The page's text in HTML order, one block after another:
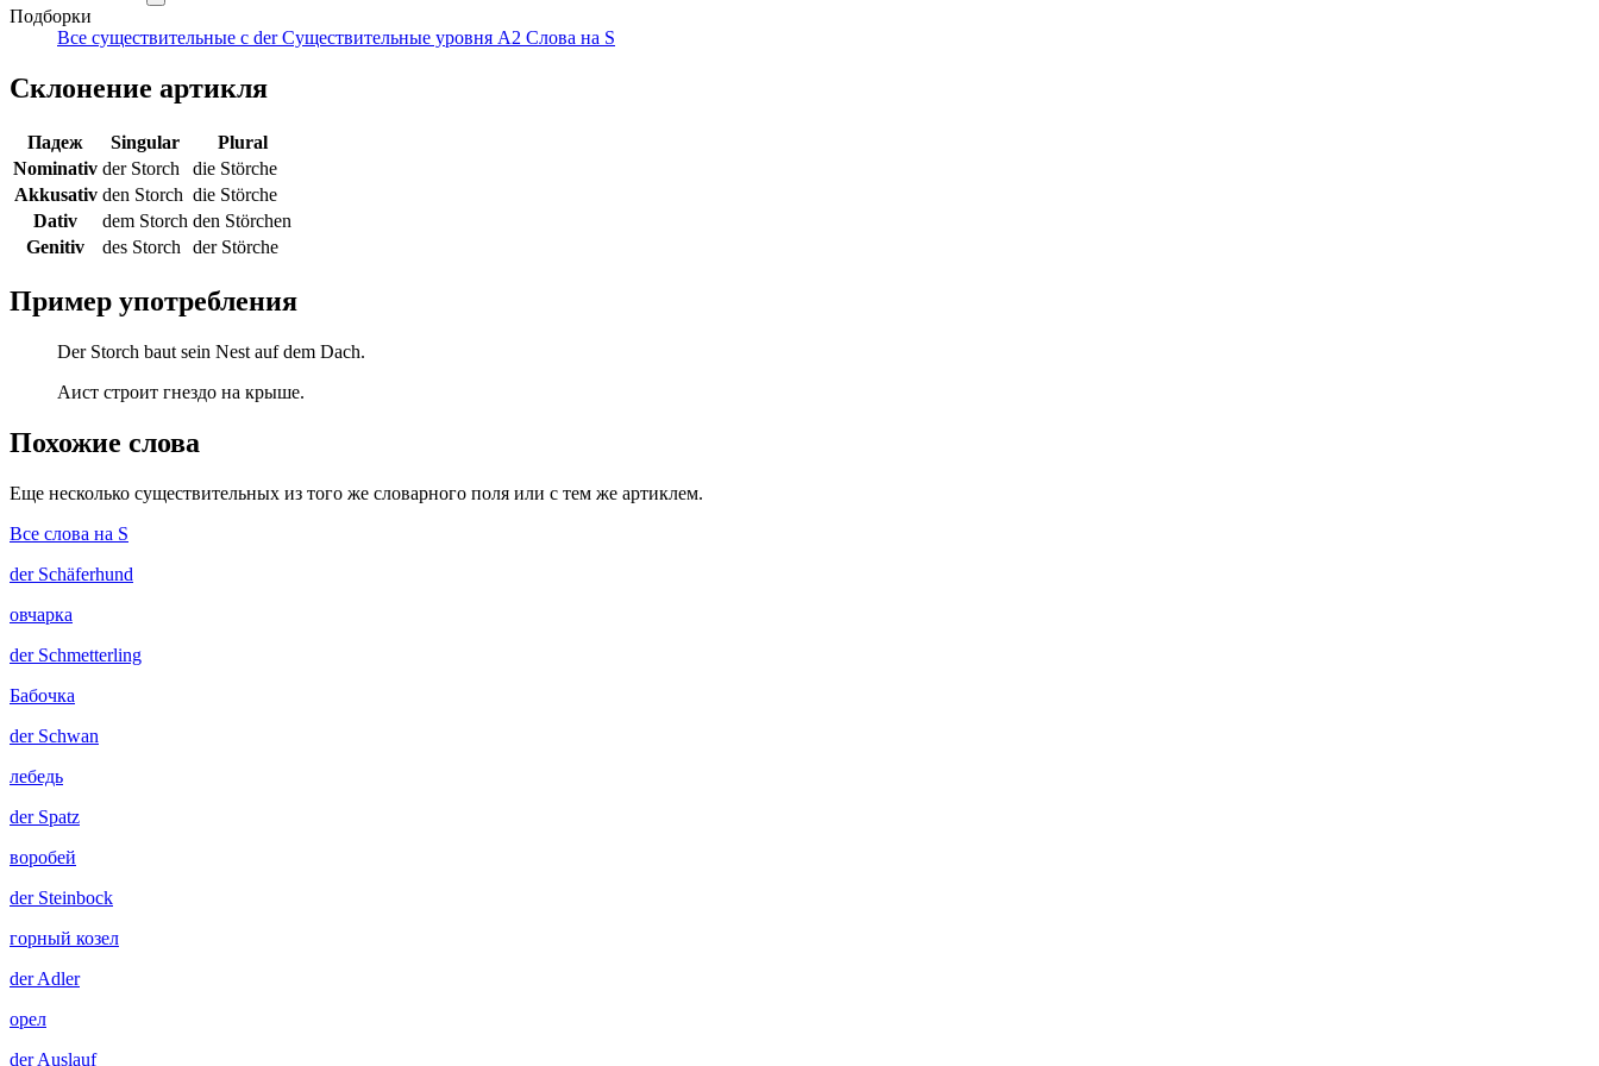
Подборки
Все существительные с derСуществительные уровня A2 Слова на S
Склонение артикля
Падеж Singular
Plural
Nominativ der Storch
die Störche
Akkusativ den Storch die Störche
Dativ
dem Storch den Störchen
Genitiv
des Storch der Störche
Пример употребления
Der Storch baut sein Nest auf dem Dach.
Аист строит гнездо на крыше.
Похожие слова
Еще несколько существительных из того же словарного поля или с тем же артиклем.
Все слова на S
derSchäferhund
овчарка
derSchmetterling
Бабочка
derSchwan
лебедь
derSpatz
воробей
derSteinbock
горный козел
derAdler
орел
derAuslauf